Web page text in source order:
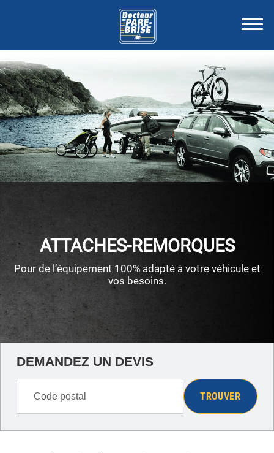
ATTACHES-REMORQUES
Pour de l’équipement 100% adapté à votre véhicule et
vos besoins.
DEMANDEZ UN DEVIS
TROUVER